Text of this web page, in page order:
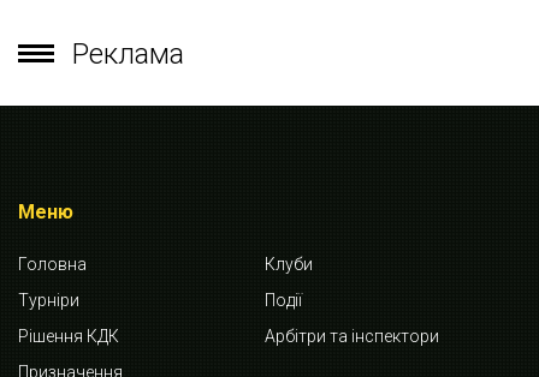
Реклама
Меню
Головна
Клуби
Турніри
Події
Рішення КДК
Арбітри та інспектори
Призначення